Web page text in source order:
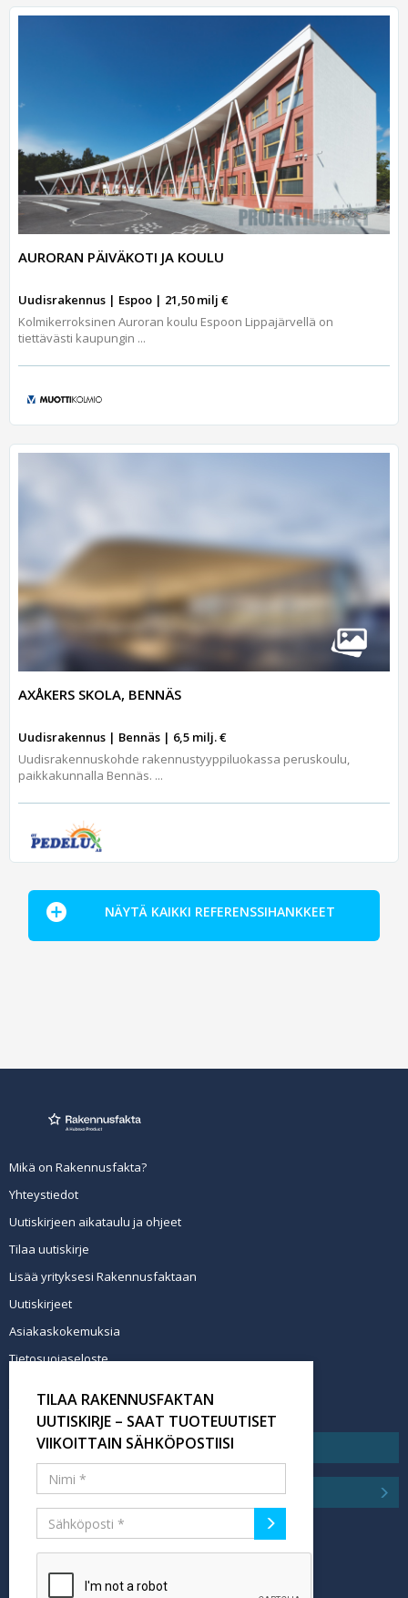
AURORAN PÄIVÄKOTI JA KOULU
Uudisrakennus | Espoo | 21,50 milj €
Kolmikerroksinen Auroran koulu Espoon Lippajärvellä on
tiettävästi kaupungin ...
AXÅKERS SKOLA, BENNÄS
Uudisrakennus | Bennäs | 6,5 milj. €
Uudisrakennuskohde rakennustyyppiluokassa peruskoulu,
paikkakunnalla Bennäs. ...
NÄYTÄ KAIKKI REFERENSSIHANKKEET
Mikä on Rakennusfakta?
Yhteystiedot
Uutiskirjeen aikataulu ja ohjeet
Tilaa uutiskirje
Lisää yrityksesi Rakennusfaktaan
Uutiskirjeet
Asiakaskokemuksia
Tietosuojaseloste
Tilaa uutiskirje
TILAA RAKENNUSFAKTAN
UUTISKIRJE – SAAT TUOTEUUTISET
VIIKOITTAIN SÄHKÖPOSTIISI